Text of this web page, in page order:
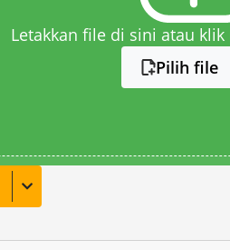
Letakkan file di sini atau
Pilih file